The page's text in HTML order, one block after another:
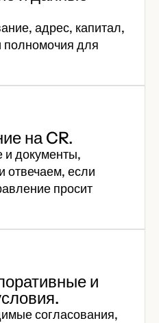
адрес, капитал,
полномочия для
на CR.
и документы,
отвечаем, если
просит
и
согласования,